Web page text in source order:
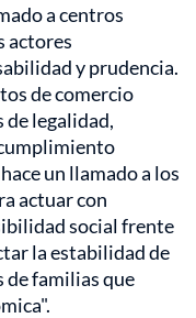
a centros
actores
y prudencia.
de comercio
legalidad,
un llamado a los
actuar con
social frente
la estabilidad de
de familias que